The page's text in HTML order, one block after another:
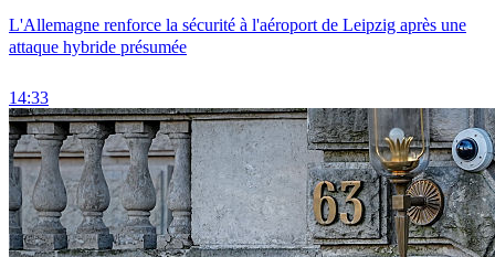
L'Allemagne renforce la sécurité à l'aéroport de Leipzig après une
attaque hybride présumée
14:33